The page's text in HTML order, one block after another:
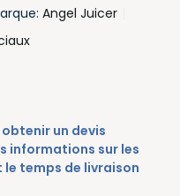
Angel Juicer
un devis
informations sur les
temps de livraison